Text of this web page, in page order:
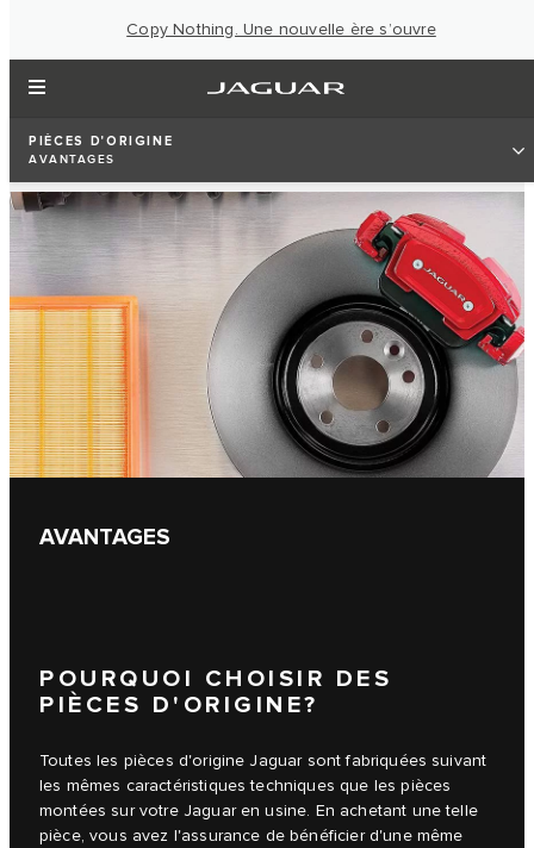
Copy Nothing. Une nouvelle ère s’ouvre
PIÈCES D'ORIGINE
AVANTAGES
AVANTAGES
POURQUOI CHOISIR DES
PIÈCES D'ORIGINE?
Toutes les pièces d'origine Jaguar sont fabriquées suivant
les mêmes caractéristiques techniques que les pièces
montées sur votre Jaguar en usine. En achetant une telle
pièce, vous avez l'assurance de bénéficier d'une même